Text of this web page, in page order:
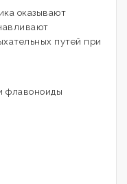
оказывают
путей при
флавоноиды